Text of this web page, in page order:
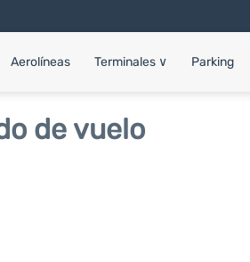
Aerolíneas Terminales ∨ Parking
de vuelo